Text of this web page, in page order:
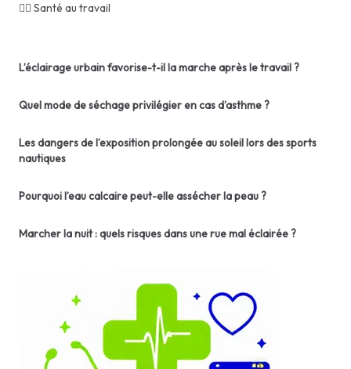
👨‍⚕️ Santé au travail
L’éclairage urbain favorise-t-il la marche après le travail ?
Quel mode de séchage privilégier en cas d’asthme ?
Les dangers de l’exposition prolongée au soleil lors des sports
nautiques
Pourquoi l’eau calcaire peut-elle assécher la peau ?
Marcher la nuit : quels risques dans une rue mal éclairée ?